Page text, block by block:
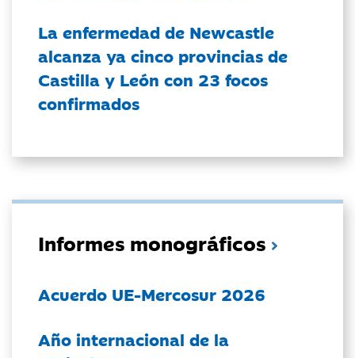
La enfermedad de Newcastle
alcanza ya cinco provincias de
Castilla y León con 23 focos
confirmados
Informes monográficos
Acuerdo UE-Mercosur 2026
Año internacional de la